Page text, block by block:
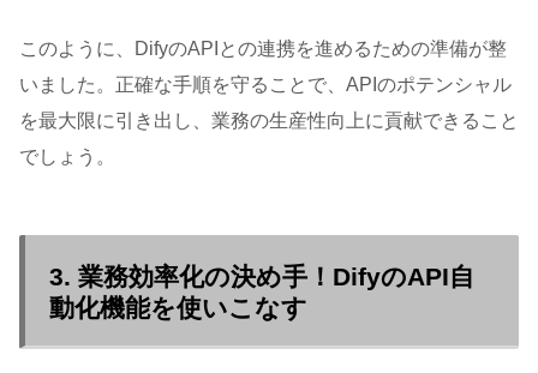
このように、DifyのAPIとの連携を進めるための準備が整
いました。正確な手順を守ることで、APIのポテンシャル
を最大限に引き出し、業務の生産性向上に貢献できること
でしょう。
3. 業務効率化の決め手！DifyのAPI自
動化機能を使いこなす